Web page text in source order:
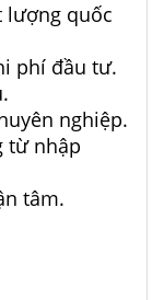
lượng quốc
phí đầu tư.
nghiệp.
từ nhập
tâm.